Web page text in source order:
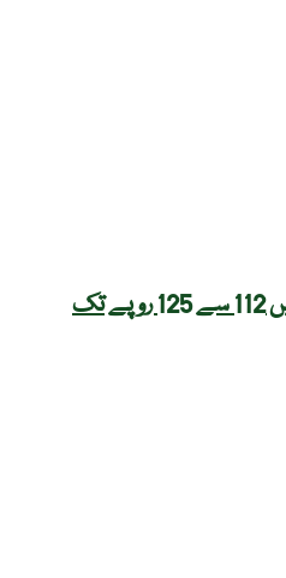
پیٹرول اور ڈیزل کی قیمتوں میں 112 سے 125 روپے تک